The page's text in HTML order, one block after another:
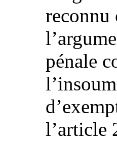
reconnu
pénale
l’article